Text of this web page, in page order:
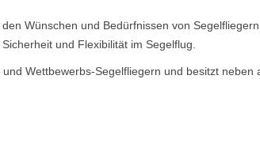
Wünschen und Bedürfnissen von
und Flexibilität im Segelflug.
Wettbewerbs-Segelfliegern und besitzt neben